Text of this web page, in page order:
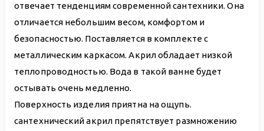
отвечает тенденциям современной сантехники. Она
отличается небольшим весом, комфортом и
безопасностью. Поставляется в комплекте с
металлическим каркасом. Акрил обладает низкой
теплопроводностью. Вода в такой ванне будет
остывать очень медленно.
Поверхность изделия приятна на ощупь.
сантехнический акрил препятствует размножению